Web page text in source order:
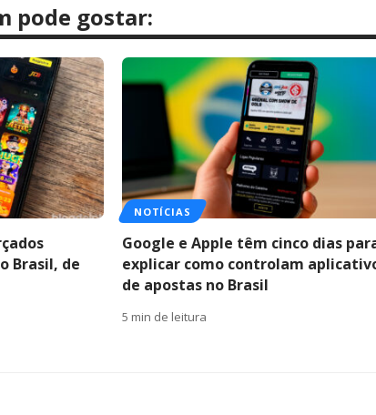
pode gostar:
Brasil, de
NOTÍCIAS
Google e Apple têm cinco dias
explicar como controlam
de apostas no Brasil
5 min de leitura